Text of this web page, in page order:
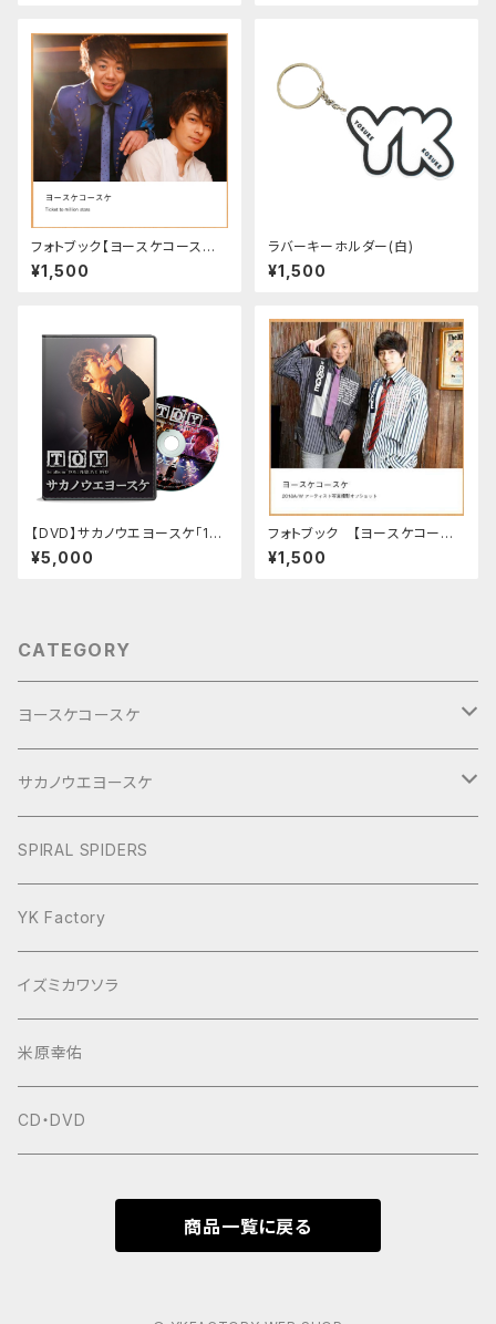
フォトブック【ヨースケコースケ
Ticket to million stars】
¥1,500
ラバーキーホルダー(白)
¥1,500
【DVD】サカノウエヨースケ「1st
¥5,000
フォトブック 【ヨースケコース
ケ 2018 A/W アーティスト写真
撮影オフショット】
¥1,500
CATEGORY
ヨースケコースケ
ぶらり旅2017Short
サカノウエヨースケ
ヨースケNIGHT
SPIRAL SPIDERS
YK Factory
イズミカワソラ
米原幸佑
CD・DVD
商品一覧に戻る